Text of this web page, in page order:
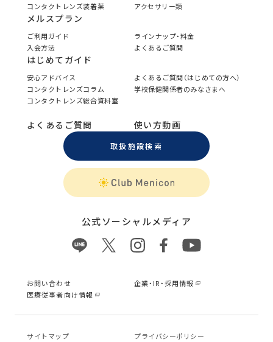
コンタクトレンズ装着薬
アクセサリー類
メルスプラン
ご利用ガイド
ラインナップ・料金
入会方法
よくあるご質問
はじめてガイド
安心アドバイス
よくあるご質問（はじめての方へ）
コンタクトレンズコラム
学校保健関係者のみなさまへ
コンタクトレンズ総合資料室
よくあるご質問 使い方動画
取扱施設検索
公式ソーシャルメディア
お問い合わせ
企業・IR・採用情報
医療従事者向け情報
サイトマップ
プライバシーポリシー